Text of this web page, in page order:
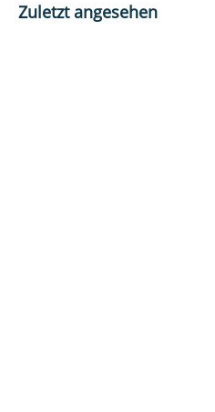
Zuletzt angesehen